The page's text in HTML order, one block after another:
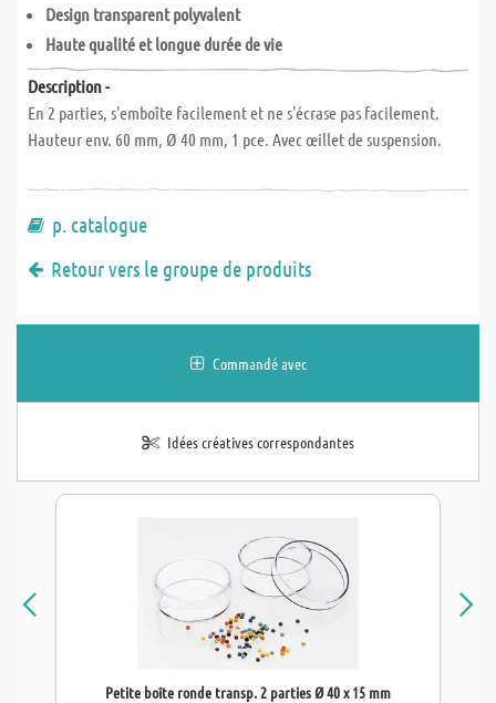
Design transparent polyvalent
Haute qualité et longue durée de vie
Description -
En 2 parties, s'emboîte facilement et ne s'écrase pas facilement.
Hauteur env. 60 mm, Ø 40 mm, 1 pce. Avec œillet de suspension.
p. catalogue
Retour vers le groupe de produits
Commandé avec
Idées créatives correspondantes
Petite boîte ronde transp. 2 parties Ø 40 x 15 mm